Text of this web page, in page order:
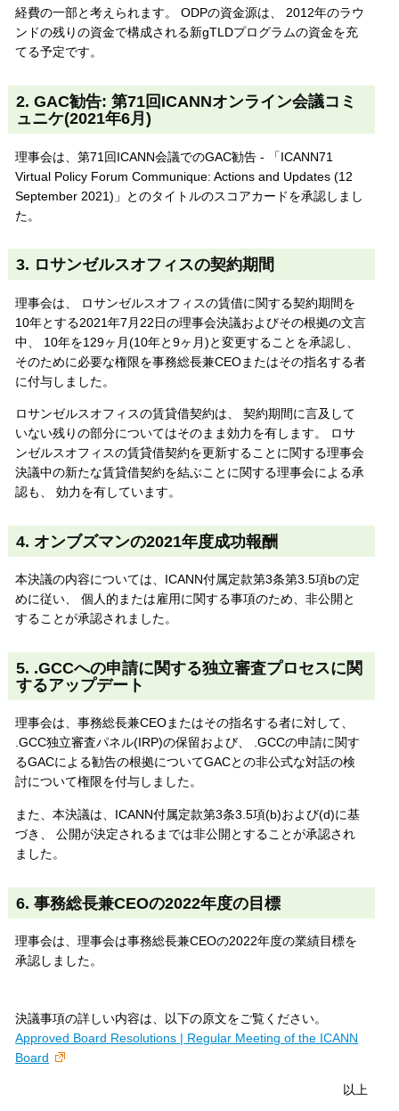
経費の一部と考えられます。 ODPの資金源は、 2012年のラウ
ンドの残りの資金で構成される新gTLDプログラムの資金を充
てる予定です。
2. GAC勧告: 第71回ICANNオンライン会議コミ
ュニケ(2021年6月)
理事会は、第71回ICANN会議でのGAC勧告 - 「ICANN71
Virtual Policy Forum Communique: Actions and Updates (12
September 2021)」とのタイトルのスコアカードを承認しまし
た。
3. ロサンゼルスオフィスの契約期間
理事会は、 ロサンゼルスオフィスの賃借に関する契約期間を
10年とする2021年7月22日の理事会決議およびその根拠の文言
中、 10年を129ヶ月(10年と9ヶ月)と変更することを承認し、
そのために必要な権限を事務総長兼CEOまたはその指名する者
に付与しました。
ロサンゼルスオフィスの賃貸借契約は、 契約期間に言及して
いない残りの部分についてはそのまま効力を有します。 ロサ
ンゼルスオフィスの賃貸借契約を更新することに関する理事会
決議中の新たな賃貸借契約を結ぶことに関する理事会による承
認も、 効力を有しています。
4. オンブズマンの2021年度成功報酬
本決議の内容については、ICANN付属定款第3条第3.5項bの定
めに従い、 個人的または雇用に関する事項のため、非公開と
することが承認されました。
5. .GCCへの申請に関する独立審査プロセスに関
するアップデート
理事会は、事務総長兼CEOまたはその指名する者に対して、
.GCC独立審査パネル(IRP)の保留および、 .GCCの申請に関す
るGACによる勧告の根拠についてGACとの非公式な対話の検
討について権限を付与しました。
また、本決議は、ICANN付属定款第3条3.5項(b)および(d)に基
づき、 公開が決定されるまでは非公開とすることが承認され
ました。
6. 事務総長兼CEOの2022年度の目標
理事会は、理事会は事務総長兼CEOの2022年度の業績目標を
承認しました。
決議事項の詳しい内容は、以下の原文をご覧ください。
Approved Board Resolutions | Regular Meeting of the ICANN
Board
以上